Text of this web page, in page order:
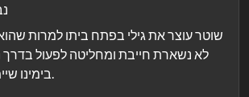
שוטר עוצר את גילי בפתח ביתו למרות
לא נשארת חייבת ומחליטה לפעול בדרך
בימינו שיימינג ברשת. (שח).